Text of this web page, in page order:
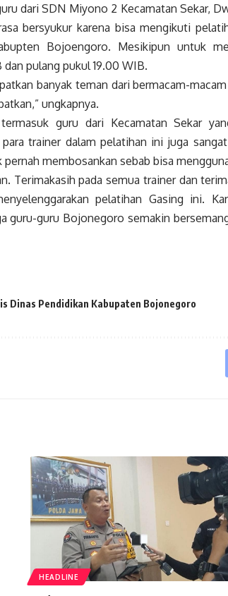
dari SDN Miyono 2 Kecamatan Sekar,
bersyukur karena bisa mengikuti
Bojoengoro. Mesikipun untuk
pulang pukul 19.00 WIB.
banyak teman dari bermacam-
ungkapnya.
guru dari Kecamatan Sekar
trainer dalam pelatihan ini juga
membosankan sebab bisa
Terimakasih pada semua trainer dan
pelatihan Gasing ini.
guru-guru Bojonegoro semakin
Dinas Pendidikan Kabupaten Bojonegoro
HEADLINE